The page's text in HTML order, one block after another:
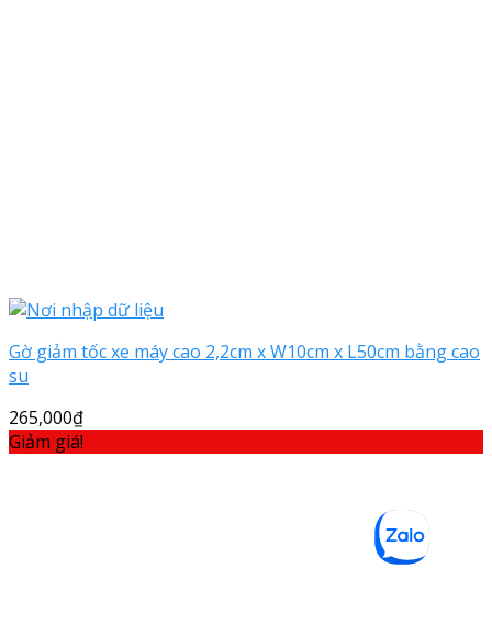
Gờ giảm tốc xe máy cao 2,2cm x W10cm x L50cm bằng cao
su
265,000₫
Giảm giá!